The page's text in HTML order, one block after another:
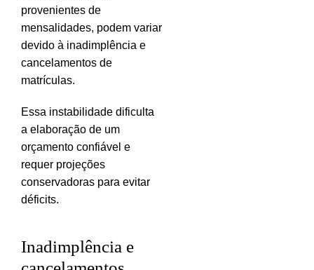
provenientes de
mensalidades, podem variar
devido à inadimplência e
cancelamentos de
matrículas.
Essa instabilidade dificulta
a elaboração de um
orçamento confiável e
requer projeções
conservadoras para evitar
déficits.
Inadimplência e